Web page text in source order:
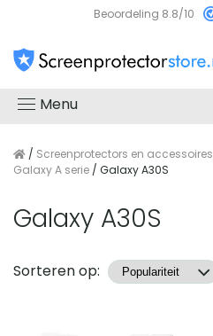
Beoordeling 8.8/10
Menu
/ Screenprotectors en accessoires
Galaxy A serie / Galaxy A30S
Galaxy A30S
Producten
Sorteren op: